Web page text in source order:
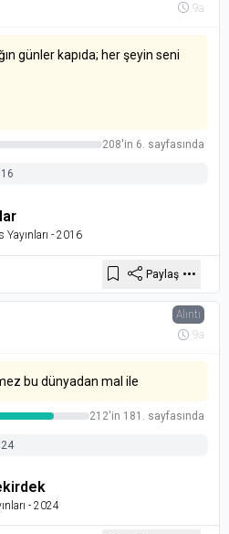
9a
günler kapıda; her şeyin seni
208'in 6. sayfasında
Yayınları - 2016
Paylaş
Alıntı
9a
bu dünyadan mal ile
212'in 181. sayfasında
- 2024